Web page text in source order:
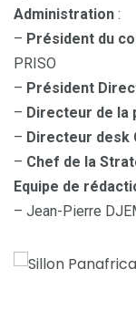
Administration :
– Président du
PRISO
– Président
– Directeur de la
– Directeur desk
– Chef de la
Equipe de
– Jean-Pierre